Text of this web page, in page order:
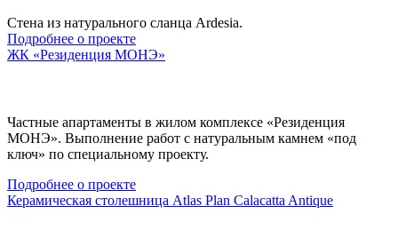
Стена из натурального сланца Ardesia.
Подробнее о проекте
ЖК «Резиденция МОНЭ»
Частные апартаменты в жилом комплексе «Резиденция
МОНЭ». Выполнение работ с натуральным камнем «под
ключ» по специальному проекту.
Подробнее о проекте
Керамическая столешница Atlas Plan Calacatta Antique